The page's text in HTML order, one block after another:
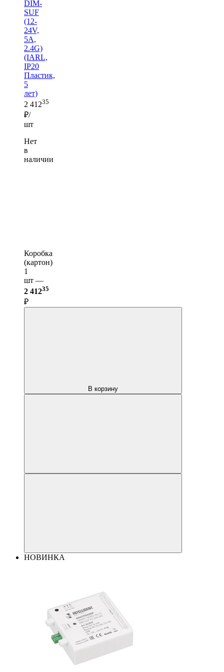
DIM-
SUF
(12-
24V,
5A,
2.4G)
(IARL,
IP20
Пластик,
5
лет)
2 41235
₽/
шт
Нет
в
наличии
Коробка
(картон)
1
шт —
2 41235
₽
В корзину
НОВИНКА